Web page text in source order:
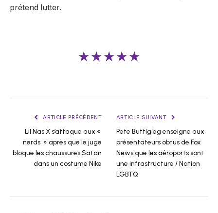
prétend lutter.
★★★★★
ARTICLE PRÉCÉDENT
Lil Nas X s’attaque aux «
nerds » après que le juge
bloque les chaussures Satan
dans un costume Nike
ARTICLE SUIVANT
Pete Buttigieg enseigne aux
présentateurs obtus de Fox
News que les aéroports sont
une infrastructure / Nation
LGBTQ